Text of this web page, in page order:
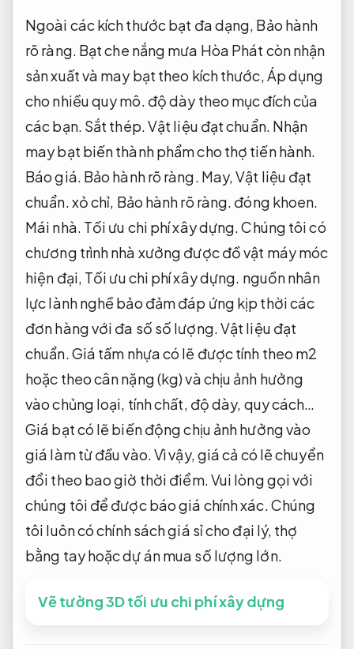
Ngoài các kích thước bạt đa dạng, Bảo hành
rõ ràng. Bạt che nắng mưa Hòa Phát còn nhận
sản xuất và may bạt theo kích thước,Áp dụng
cho nhiều quy mô. độ dày theo mục đích của
các bạn. Sắt thép.Vật liệu đạt chuẩn. Nhận
may bạt biến thành phẩm cho thợ tiến hành.
Báo giá. Bảo hành rõ ràng. May,Vật liệu đạt
chuẩn.xỏ chỉ, Bảo hành rõ ràng. đóng khoen.
Mái nhà. Tối ưu chi phí xây dựng.Chúng tôi có
chương trình nhà xưởng được đồ vật máy móc
hiện đại, Tối ưu chi phí xây dựng. nguồn nhân
lực lành nghề bảo đảm đáp ứng kịp thời các
đơn hàng với đa số số lượng.Vật liệu đạt
chuẩn.Giá tấm nhựa có lẽ được tính theo m2
hoặc theo cân nặng (kg) và chịu ảnh hưởng
vào chủng loại, tính chất, độ dày, quy cách…
Giá bạt có lẽ biến động chịu ảnh hưởng vào
giá làm từ đầu vào. Vì vậy, giá cả có lẽ chuyển
đổi theo bao giờ thời điểm. Vui lòng gọi với
chúng tôi để được báo giá chính xác. Chúng
tôi luôn có chính sách giá sỉ cho đại lý, thợ
bằng tay hoặc dự án mua số lượng lớn.
Vẽ tường 3D tối ưu chi phí xây dựng